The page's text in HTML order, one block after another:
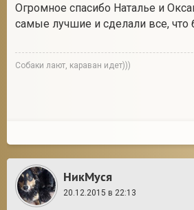
Огромное спасибо Наталье и
самые лучшие и сделали все,
Собаки лают, караван идет)))
НикМуся
20.12.2015 в 22:13